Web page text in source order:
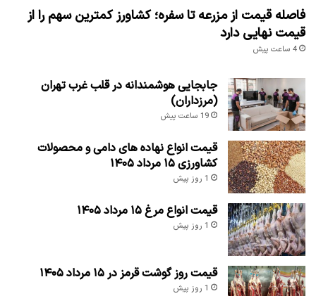
فاصله قیمت از مزرعه تا سفره؛ کشاورز کمترین سهم را از
قیمت نهایی دارد
4 ساعت پیش
جابجایی هوشمندانه در قلب غرب تهران
(مرزداران)
19 ساعت پیش
قیمت انواع نهاده های دامی و محصولات
کشاورزی ۱۵ مرداد ۱۴۰۵
1 روز پیش
قیمت انواع مرغ ۱۵ مرداد ۱۴۰۵
1 روز پیش
قیمت روز گوشت قرمز در ۱۵ مرداد ۱۴۰۵
1 روز پیش